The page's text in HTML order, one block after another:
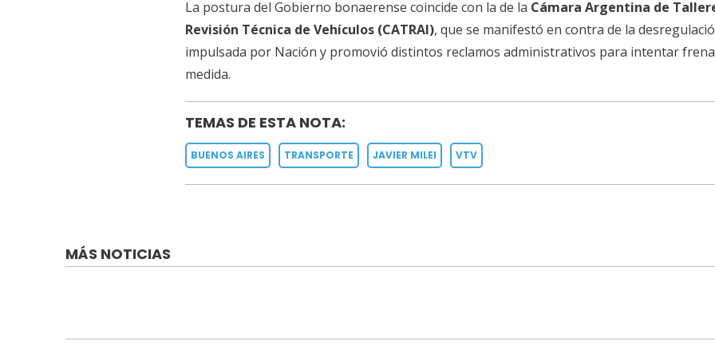
La postura del Gobierno bonaerense coincide con la de la Cámara Argentina de
Revisión Técnica de Vehículos (CATRAI), que se manifestó en contra de la
impulsada por Nación y promovió distintos reclamos administrativos para intentar
medida.
TEMAS DE ESTA NOTA:
BUENOS AIRES TRANSPORTE JAVIER MILEI VTV
MÁS NOTICIAS